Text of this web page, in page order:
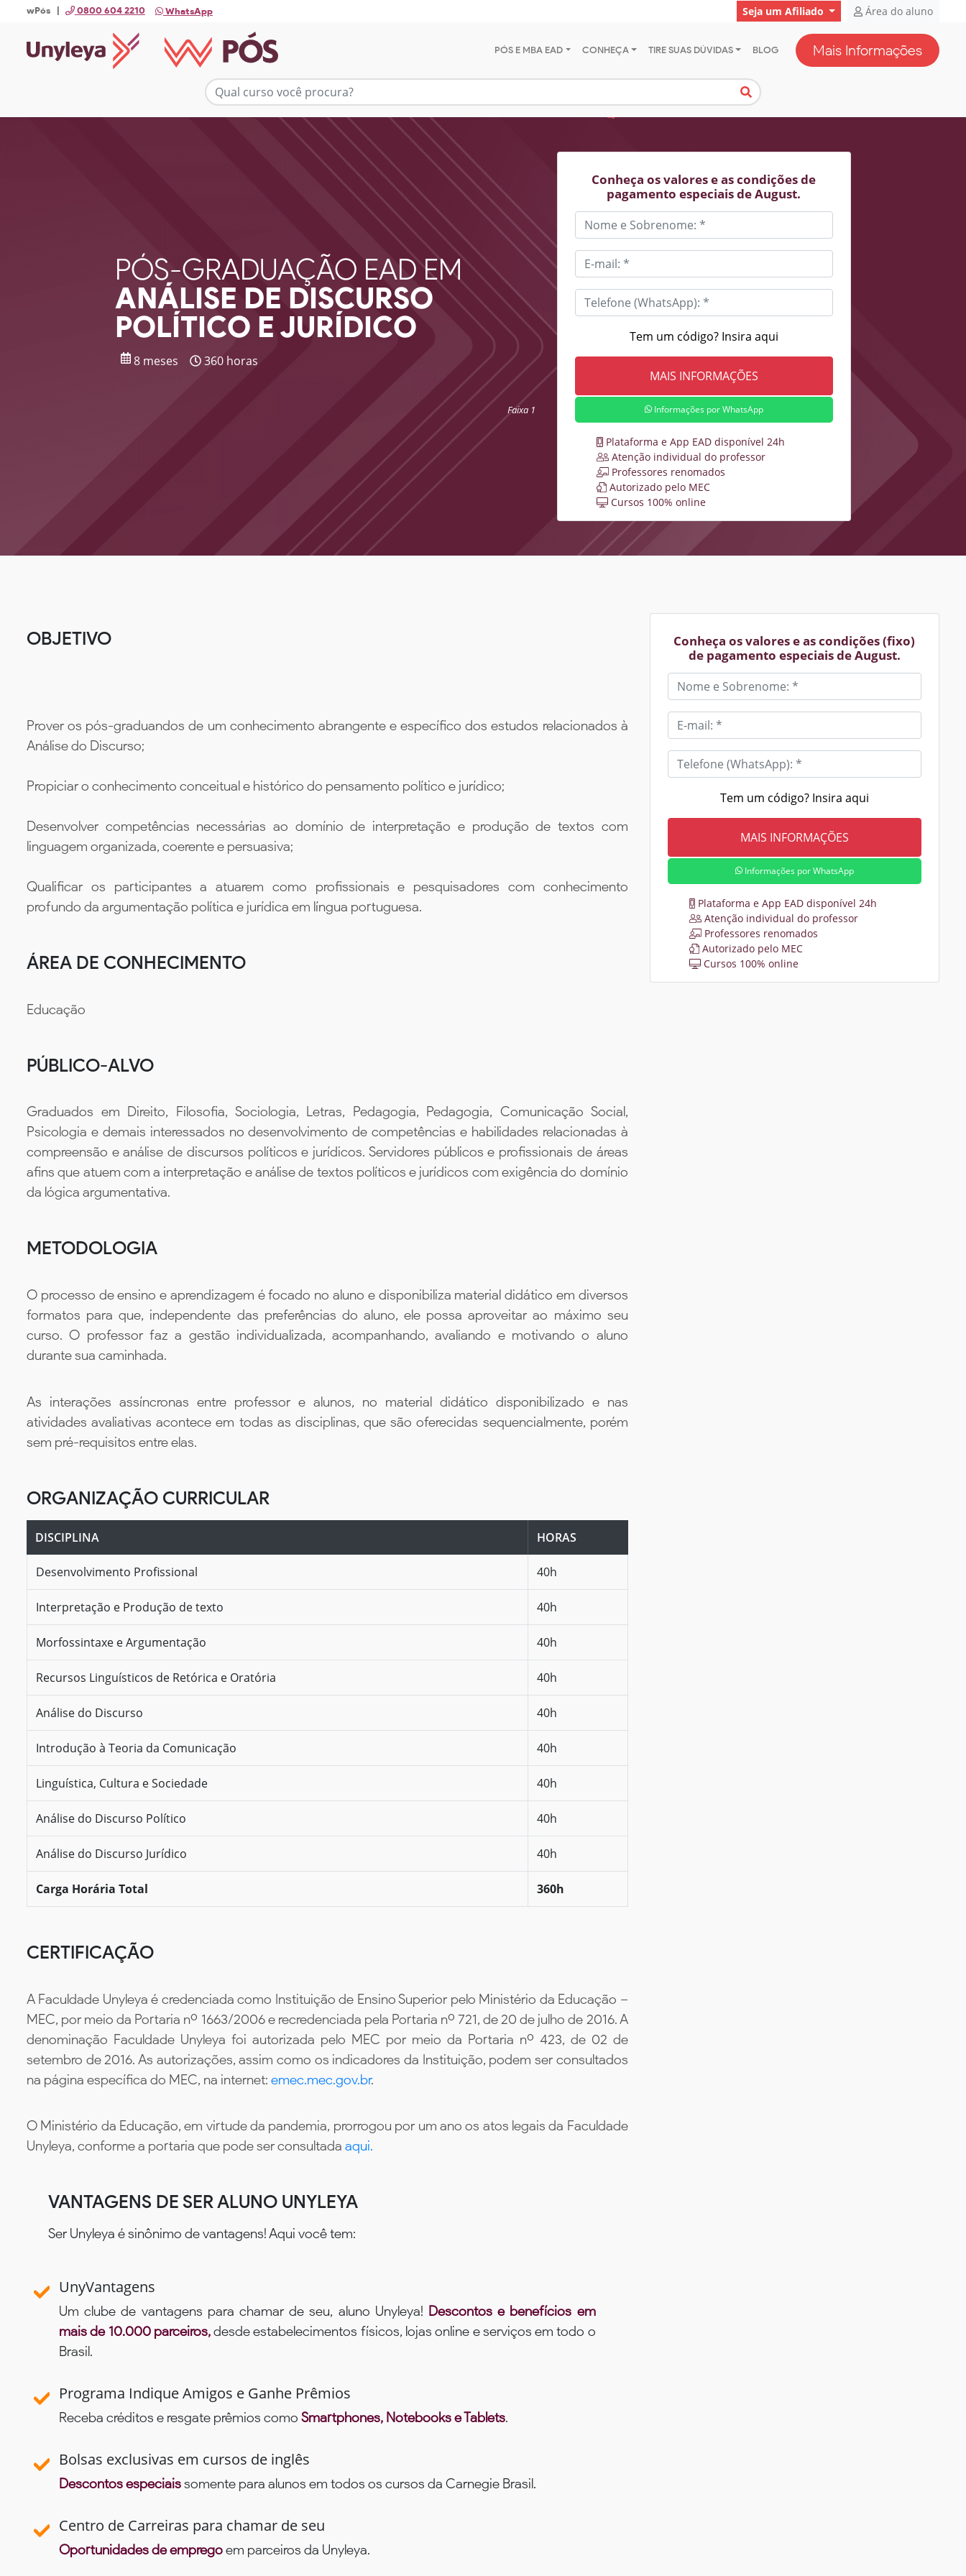
wPós | 0800 604 2210 WhatsApp Seja um Afiliado Área do aluno
PÓS E MBA EAD CONHEÇA TIRE SUAS DÚVIDAS BLOG Mais Informações
PÓS-GRADUAÇÃO EAD EM
ANÁLISE DE DISCURSO
POLÍTICO E JURÍDICO
8 meses 360 horas
Faixa 1
Conheça os valores e as condições de
pagamento especiais de August.
Tem um código? Insira aqui
Informações por WhatsApp
Plataforma e App EAD disponível 24h
Atenção individual do professor
Professores renomados
Autorizado pelo MEC
Cursos 100% online
OBJETIVO
Prover os pós-graduandos de um conhecimento abrangente e específico dos estudos relacionados à
Análise do Discurso;
Propiciar o conhecimento conceitual e histórico do pensamento político e jurídico;
Desenvolver competências necessárias ao domínio de interpretação e produção de textos com
linguagem organizada, coerente e persuasiva;
Qualificar os participantes a atuarem como profissionais e pesquisadores com conhecimento
profundo da argumentação política e jurídica em língua portuguesa.
ÁREA DE CONHECIMENTO
Educação
PÚBLICO-ALVO
Graduados em Direito, Filosofia, Sociologia, Letras, Pedagogia, Pedagogia, Comunicação Social,
Psicologia e demais interessados no desenvolvimento de competências e habilidades relacionadas à
compreensão e análise de discursos políticos e jurídicos. Servidores públicos e profissionais de áreas
afins que atuem com a interpretação e análise de textos políticos e jurídicos com exigência do domínio
da lógica argumentativa.
METODOLOGIA
O processo de ensino e aprendizagem é focado no aluno e disponibiliza material didático em diversos
formatos para que, independente das preferências do aluno, ele possa aproveitar ao máximo seu
curso. O professor faz a gestão individualizada, acompanhando, avaliando e motivando o aluno
durante sua caminhada.
As interações assíncronas entre professor e alunos, no material didático disponibilizado e nas
atividades avaliativas acontece em todas as disciplinas, que são oferecidas sequencialmente, porém
sem pré-requisitos entre elas.
ORGANIZAÇÃO CURRICULAR
DISCIPLINA HORAS
Desenvolvimento Profissional 40h
Interpretação e Produção de texto 40h
Morfossintaxe e Argumentação 40h
Recursos Linguísticos de Retórica e Oratória 40h
Análise do Discurso 40h
Introdução à Teoria da Comunicação 40h
Linguística, Cultura e Sociedade 40h
Análise do Discurso Político 40h
Análise do Discurso Jurídico 40h
Carga Horária Total 360h
CERTIFICAÇÃO
A Faculdade Unyleya é credenciada como Instituição de Ensino Superior pelo Ministério da Educação –
MEC, por meio da Portaria nº 1663/2006 e recredenciada pela Portaria nº 721, de 20 de julho de 2016. A
denominação Faculdade Unyleya foi autorizada pelo MEC por meio da Portaria nº 423, de 02 de
setembro de 2016. As autorizações, assim como os indicadores da Instituição, podem ser consultados
na página específica do MEC, na internet: emec.mec.gov.br.
O Ministério da Educação, em virtude da pandemia, prorrogou por um ano os atos legais da Faculdade
Unyleya, conforme a portaria que pode ser consultada aqui.
VANTAGENS DE SER ALUNO UNYLEYA
Ser Unyleya é sinônimo de vantagens! Aqui você tem:
UnyVantagens
Um clube de vantagens para chamar de seu, aluno Unyleya! Descontos e benefícios em
mais de 10.000 parceiros,desde estabelecimentos físicos, lojas online e serviços em todo o
Brasil.
Programa Indique Amigos e Ganhe Prêmios
Receba créditos e resgate prêmios como Smartphones, Notebooks e Tablets.
Bolsas exclusivas em cursos de inglês
Descontos especiaissomente para alunos em todos os cursos da Carnegie Brasil.
Centro de Carreiras para chamar de seu
Oportunidades de empregoem parceiros da Unyleya.
Conheça os valores e as condições (fixo)
de pagamento especiais de August.
Tem um código? Insira aqui
Informações por WhatsApp
Plataforma e App EAD disponível 24h
Atenção individual do professor
Professores renomados
Autorizado pelo MEC
Cursos 100% online